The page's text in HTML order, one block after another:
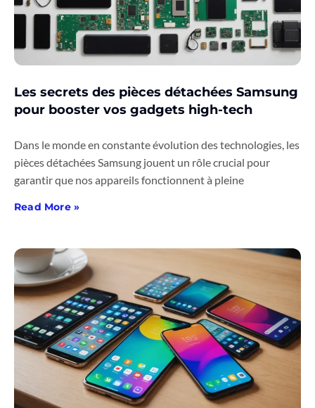
Les secrets des pièces détachées Samsung
pour booster vos gadgets high-tech
Dans le monde en constante évolution des technologies, les
pièces détachées Samsung jouent un rôle crucial pour
garantir que nos appareils fonctionnent à pleine
Read More »